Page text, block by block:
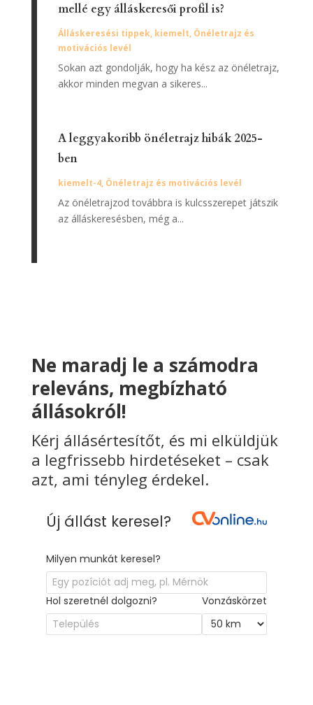
mellé egy álláskeresői profil is?
Álláskeresési tippek, kiemelt, Önéletrajz és
motivációs levél
Sokan azt gondolják, hogy ha kész az önéletrajz,
akkor minden megvan a sikeres...
A leggyakoribb önéletrajz hibák 2025-
ben
kiemelt-4, Önéletrajz és motivációs levél
Az önéletrajzod továbbra is kulcsszerepet játszik
az álláskeresésben, még a...
Ne maradj le a számodra
releváns, megbízható
állásokról!
Kérj állásértesítőt, és mi elküldjük
a legfrissebb hirdetéseket – csak
azt, ami tényleg érdekel.